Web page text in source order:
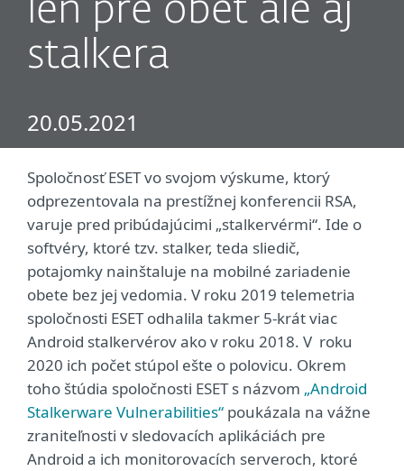
len pre obeť ale aj
stalkera
20.05.2021
Spoločnosť ESET vo svojom výskume, ktorý
odprezentovala na prestížnej konferencii RSA,
varuje pred pribúdajúcimi „stalkervérmi“. Ide o
softvéry, ktoré tzv. stalker, teda sliedič,
potajomky nainštaluje na mobilné zariadenie
obete bez jej vedomia. V roku 2019 telemetria
spoločnosti ESET odhalila takmer 5-krát viac
Android stalkervérov ako v roku 2018. V roku
2020 ich počet stúpol ešte o polovicu. Okrem
toho štúdia spoločnosti ESET s názvom „Android
Stalkerware Vulnerabilities“ poukázala na vážne
zraniteľnosti v sledovacích aplikáciách pre
Android a ich monitorovacích serveroch, ktoré